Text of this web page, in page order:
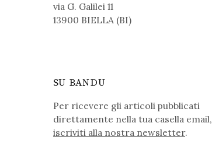
via G. Galilei 11
13900 BIELLA (BI)
SU BANDU
Per ricevere gli articoli pubblicati
direttamente nella tua casella email,
iscriviti alla nostra newsletter.